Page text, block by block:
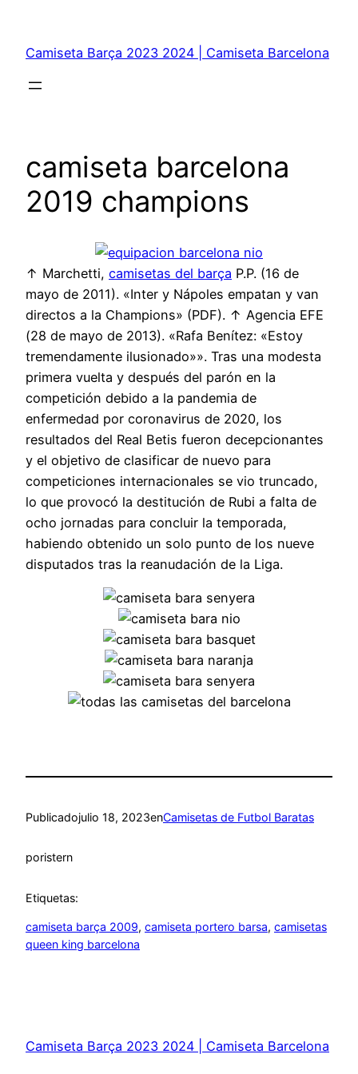
contenido
Camiseta Barça 2023 2024 | Camiseta Barcelona
camiseta barcelona
2019 champions
↑ Marchetti, camisetas del barça P.P. (16 de
mayo de 2011). «Inter y Nápoles empatan y van
directos a la Champions» (PDF). ↑ Agencia EFE
(28 de mayo de 2013). «Rafa Benítez: «Estoy
tremendamente ilusionado»». Tras una modesta
primera vuelta y después del parón en la
competición debido a la pandemia de
enfermedad por coronavirus de 2020, los
resultados del Real Betis fueron decepcionantes
y el objetivo de clasificar de nuevo para
competiciones internacionales se vio truncado,
lo que provocó la destitución de Rubi a falta de
ocho jornadas para concluir la temporada,
habiendo obtenido un solo punto de los nueve
disputados tras la reanudación de la Liga.
Publicadojulio 18, 2023enCamisetas de Futbol Baratas
poristern
Etiquetas:
camiseta barça 2009, camiseta portero barsa, camisetas
queen king barcelona
Camiseta Barça 2023 2024 | Camiseta Barcelona